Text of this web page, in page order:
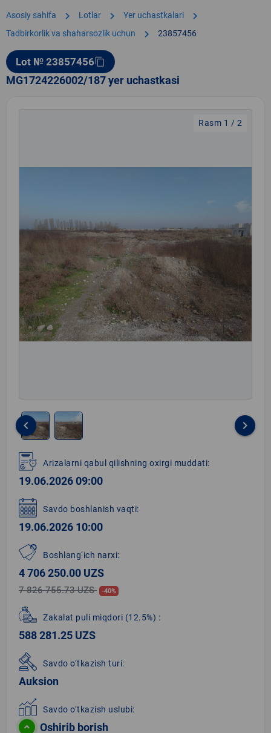
Asosiy sahifa chevron_right Lotlar chevron_right Yer uchastkalari chevron_right
Tadbirkorlik va shaharsozlik uchun chevron_right 23857456
Lot № 23857456content_copy
MG1724226002/187 yer uchastkasi
Rasm 1 / 2
1
of
2
keyboard_arrow_left keyboard_arrow_right
Arizalarni qabul qilishning oxirgi muddati:
19.06.2026 09:00
Savdo boshlanish vaqti:
19.06.2026 10:00
Boshlang‘ich narxi:
4 706 250.00 UZS
7 826 755.73 UZS -40%
Zakalat puli miqdori (12.5%) :
588 281.25 UZS
Savdo o‘tkazish turi:
Auksion
Savdo o‘tkazish uslubi:
Oshirib borish